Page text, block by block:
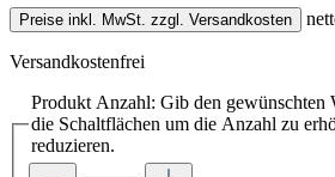
Preise inkl. MwSt. zzgl. Versandkosten
Versandkostenfrei
Produkt Anzahl: Gib den gewünschten
die Schaltflächen um die Anzahl zu
reduzieren.